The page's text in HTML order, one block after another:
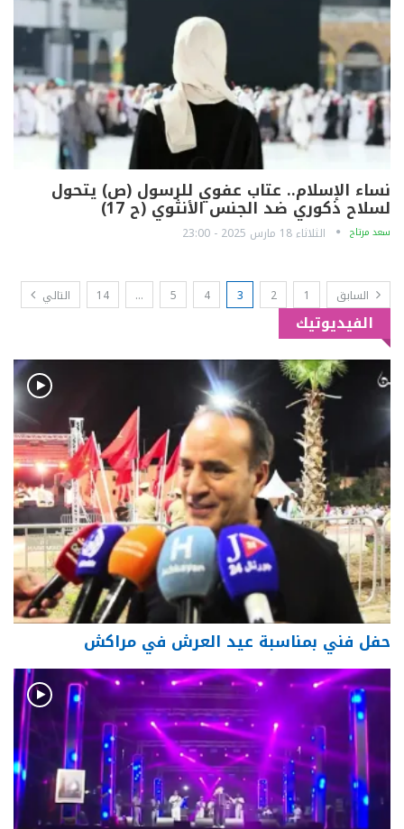
نساء الإسلام.. عتاب عفوي للرسول (ص) يتحول
لسلاح ذكوري ضد الجنس الأنثوي (ح 17)
سعد مرتاح الثلاثاء 18 مارس 2025 - 23:00
السابق 1
2
3
4
5
…
14 التالي
الفيديوتيك
حفل فني بمناسبة عيد العرش في مراكش